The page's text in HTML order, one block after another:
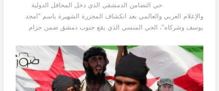
حي التضامن الدمشقي الذي دخل المحافل الدولية
والإعلام العربي والعالمي بعد انكشاف المجزرة الشهيرة باسم "امجد
يوسف وشركاه"، الحي المنسي الذي يقع جنوب دمشق ضمن حزام